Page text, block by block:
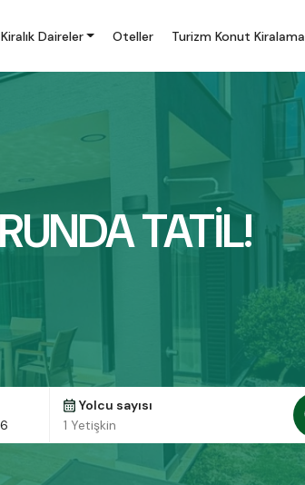
Daireler Oteller Turizm Konut Kiralama
TATİL!
Yolcu sayısı
1 Yetişkin